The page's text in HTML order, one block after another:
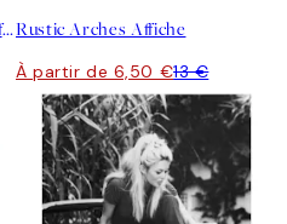
Sabina Fenn - Madame Fleur AfficheRustic Arches Affiche
À partir de 6,50 €13 €